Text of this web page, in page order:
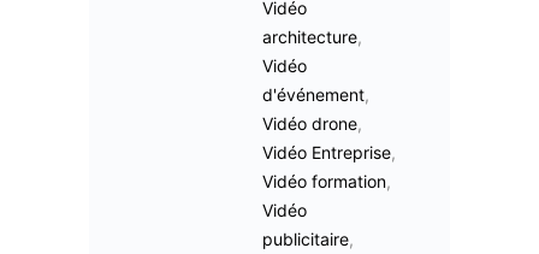
Vidéo
architecture,
Vidéo
d'événement,
Vidéo drone,
Vidéo Entreprise,
Vidéo formation,
Vidéo
publicitaire,